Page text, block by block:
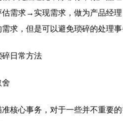
需求→实现需求，做为产品经
求，但是可以避免琐碎的处理
日常方法
心事务，对于一些并不重要的